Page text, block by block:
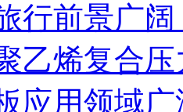
行前景广
乙烯复合
应用领域